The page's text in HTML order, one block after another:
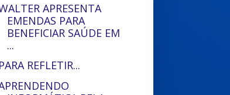
APRESENTA
EMENDAS PARA
BENEFICIAR SAÚDE EM
...
PARA REFLETIR...